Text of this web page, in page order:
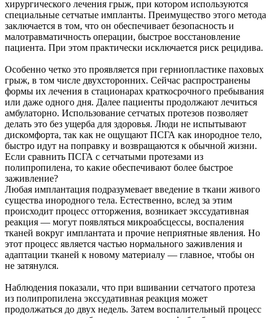
хирургического лечения грыж, при котором используются
специальные сетчатые импланты. Преимущество этого метода
заключается в том, что он обеспечивает безопасность и
малотравматичность операции, быстрое восстановление
пациента. При этом практически исключается риск рецидива.
Особенно четко это проявляется при герниопластике паховых
грыж, в том числе двухсторонних. Сейчас распространены
формы их лечения в стационарах краткосрочного пребывания
или даже одного дня. Далее пациенты продолжают лечиться
амбулаторно. Использование сетчатых протезов позволяет
делать это без ущерба для здоровья. Люди не испытывают
дискомфорта, так как не ощущают ПСГА как инородное тело,
быстро идут на поправку и возвращаются к обычной жизни.
Если сравнить ПСГА с сетчатыми протезами из
полипропилена, то какие обеспечивают более быстрое
заживление?
Любая имплантация подразумевает введение в ткани живого
существа инородного тела. Естественно, вслед за этим
происходит процесс отторжения, возникает экссудативная
реакция — могут появляться микроабсцессы, воспаления
тканей вокруг имплантата и прочие неприятные явления. Но
этот процесс является частью нормального заживления и
адаптации тканей к новому материалу — главное, чтобы он
не затянулся.
Наблюдения показали, что при вшивании сетчатого протеза
из полипропилена экссудативная реакция может
продолжаться до двух недель. Затем воспалительный процесс